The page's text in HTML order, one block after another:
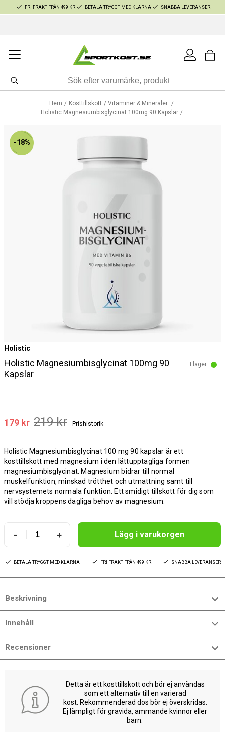
FRI FRAKT FRÅN 499 KR BETALA TRYGGT MED KLARNA SNABBA LEVERANSER
Hem Kosttillskott
Vitaminer & Mineraler
Holistic Magnesiumbisglycinat 100mg 90 Kapslar
-18%
Holistic
Holistic Magnesiumbisglycinat 100mg 90
Kapslar
I lager
179 kr 219 kr Prishistorik
Holistic Magnesiumbisglycinat 100 mg 90 kapslar är ett
kosttillskott med magnesium i den lättupptagliga formen
magnesiumbisglycinat. Magnesium bidrar till normal
muskelfunktion, minskad trötthet och utmattning samt till
nervsystemets normala funktion. Ett smidigt tillskott för dig som
vill stödja kroppens dagliga behov av magnesium.
- + Lägg i varukorgen
BETALA TRYGGT MED KLARNA FRI FRAKT FRÅN 499 KR SNABBA LEVERANSER
Beskrivning
Innehåll
Recensioner
Detta är ett kosttillskott och bör ej användas
som ett alternativ till en varierad
kost. Rekommenderad dos bör ej överskridas.
Ej lämpligt för gravida, ammande kvinnor eller
barn.